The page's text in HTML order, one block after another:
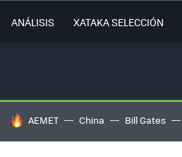
ANÁLISIS XATAKA SELECCIÓN
HOY SE HABLA DE
AEMET China Bill Gates